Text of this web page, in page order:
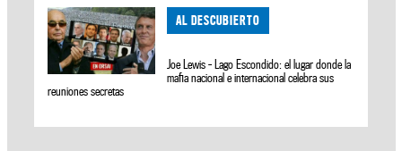
AL DESCUBIERTO
Joe Lewis - Lago Escondido: el lugar donde la
mafia nacional e internacional celebra sus
reuniones secretas